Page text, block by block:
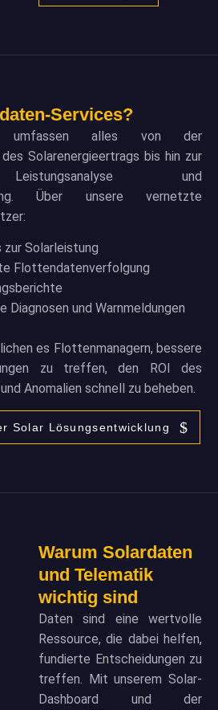
Services?
umfassen alles von der
Solarenergieertrags bis hin zur
und
Über unsere vernetzte
zur Solarleistung
Flottendatenverfolgung
Diagnosen und Warnmeldungen
es Flottenmanagern, bessere
zu treffen, den ROI des
Anomalien schnell zu beheben.
Solar Lösungsentwicklung
Warum Solardaten
und Telematik
wichtig sind
Daten sind eine wertvolle
Ressource, die dabei helfen,
fundierte Entscheidungen zu
treffen. Mit unserem Solar-
Dashboard und der